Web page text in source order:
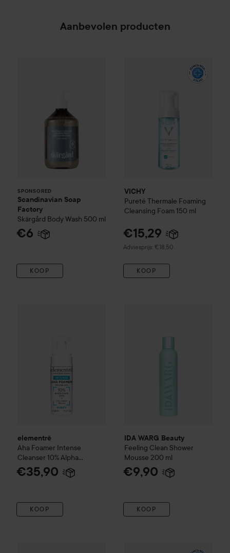
Aanbevolen producten
SPONSORED
Scandinavian Soap
Factory
Skärgård Body Wash 500 ml
€6
KOOP
Body Wash
VICHY
Pureté Thermale Foaming
Cleansing Foam 150 ml
€15,29
Adviesprijs: €18,50
Aanbevolen prijs €18,50
KOOP
Pureté Thermale
elementrē
Aha Foamer Intense
Cleanser 10% Alpha
Hydroxy Acid
120 ml
€35,90
KOOP
IDA WARG Beauty
Feeling Clean Shower
Mousse 200 ml
€9,90
KOOP
260 ml
Hydrating Cream-To-